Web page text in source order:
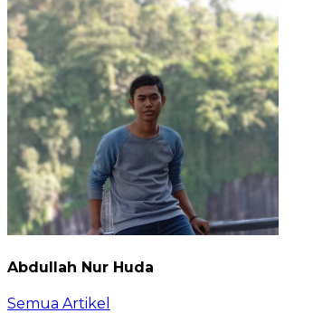
Abdullah Nur Huda
Semua Artikel